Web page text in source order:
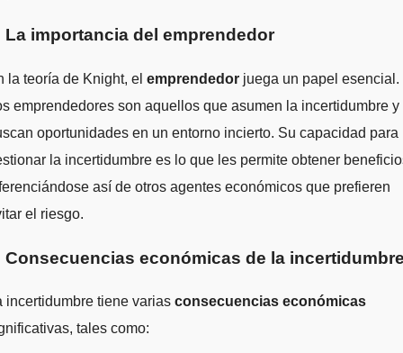
La importancia del emprendedor
la teoría de Knight, el emprendedor juega un papel esencial.
emprendedores son aquellos que asumen la incertidumbre y
oportunidades en un entorno incierto. Su capacidad para
la incertidumbre es lo que les permite obtener
así de otros agentes económicos que prefieren
el riesgo.
Consecuencias económicas de la
incertidumbre tiene varias consecuencias económicas
tales como: